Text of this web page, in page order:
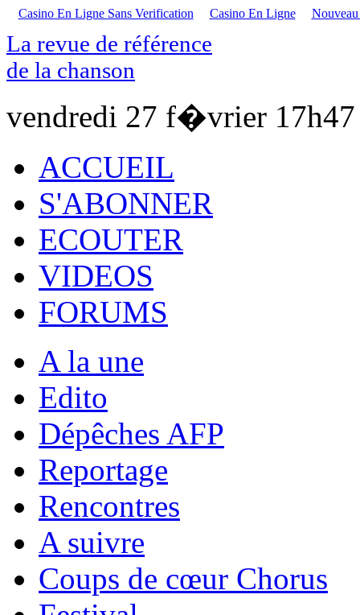
Casino En Ligne Sans Verification Casino En Ligne
La revue de référence
de la chanson
vendredi 27 f�vrier 17h47
ACCUEIL
S'ABONNER
ECOUTER
VIDEOS
FORUMS
A la une
Edito
Dépêches AFP
Reportage
Rencontres
A suivre
Coups de cœur Chorus